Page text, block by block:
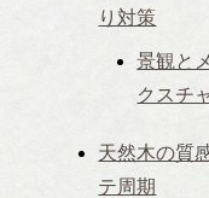
り対策
景観と
クスチ
天然木の質
テ周期